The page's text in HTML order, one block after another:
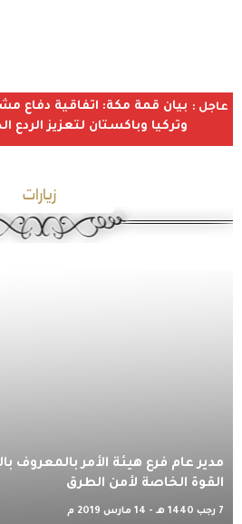
عاجل : بيان قمة مكة: اتفاقية دفاع
وتركيا وباكستان لتعزيز الردع
زيارات
مدير عام فرع هيئة الأمر بالمعروف
القوة الخاصة لأمن الطرق
7 رجب 1440 هـ - 14 مارس 2019 م